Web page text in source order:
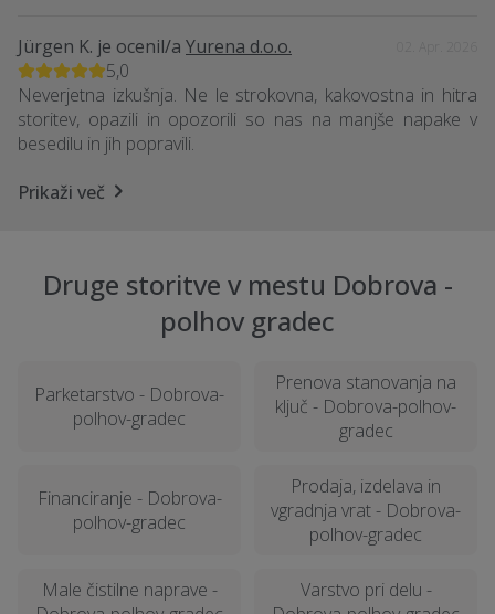
Jürgen K. je ocenil/a Yurena d.o.o.
5,0
Neverjetna izkušnja. Ne le strokovna, kakovostna in hitra
storitev, opazili in opozorili so nas na manjše napake v
besedilu in jih popravili.
Prikaži več
Druge storitve v mestu Dobrova -
polhov gradec
Parketarstvo - Dobrova-
polhov-gradec
Prenova stanovanja na
ključ - Dobrova-polhov-
gradec
Financiranje - Dobrova-
polhov-gradec
Prodaja, izdelava in
vgradnja vrat - Dobrova-
polhov-gradec
Male čistilne naprave -
Varstvo pri delu -